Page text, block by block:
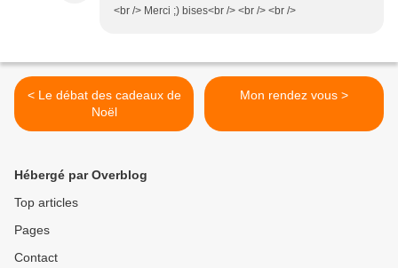
<br /> Merci ;) bises<br /> <br /> <br />
< Le débat des cadeaux de
Noël
Mon rendez vous >
Hébergé par Overblog
Top articles
Pages
Contact